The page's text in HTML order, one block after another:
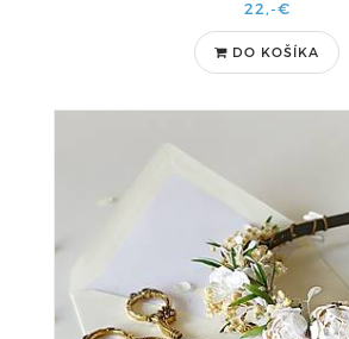
22,-€
DO KOŠÍKA